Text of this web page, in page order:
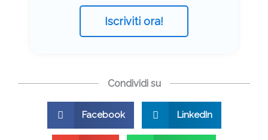
Iscriviti ora!
Condividi su
Facebook LinkedIn